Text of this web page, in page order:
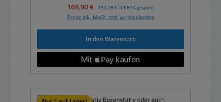
Verkaufspreis:
169,90 € Regulärer Preis:
192,78 € (11.87% gespart)
Preise inkl. MwSt. zzgl. Versandkosten
In den Warenkorb